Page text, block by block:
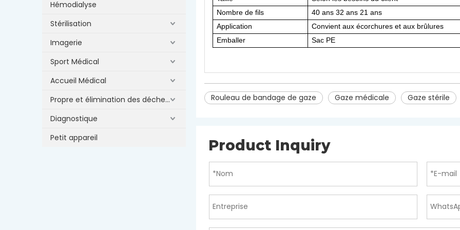
Hémodialyse
Stérilisation
Imagerie
Sport Médical
Accueil Médical
Propre et élimination des déchets
Diagnostique
Petit appareil
Nombre de fils
40 ans 32 ans 21 ans
Application
Convient aux écorchures et aux brûlures
Emballer
Sac PE
Rouleau de bandage de gaze Gaze médicale Gaze stérile
Product Inquiry